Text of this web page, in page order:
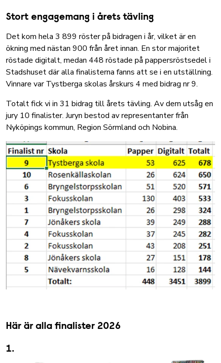
Stort engagemang i årets tävling
Det kom hela 3 899 röster på bidragen i år, vilket är en
ökning med nästan 900 från året innan. En stor majoritet
röstade digitalt, medan 448 röstade på pappersröstsedel i
Stadshuset där alla finalisterna fanns att se i en utställning.
Vinnare var Tystberga skolas årskurs 4 med bidrag nr 9.
Totalt fick vi in 31 bidrag till årets tävling. Av dem utsåg en
jury 10 finalister. Juryn bestod av representanter från
Nyköpings kommun, Region Sörmland och Nobina.
Här är alla finalister 2026
1.